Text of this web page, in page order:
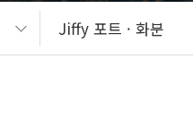
Jiffy 포트 · 화분